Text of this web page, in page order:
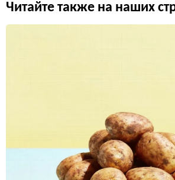
Читайте также на наших